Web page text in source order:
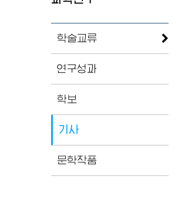
학술교류
연구성과
학보
기사
문학작품